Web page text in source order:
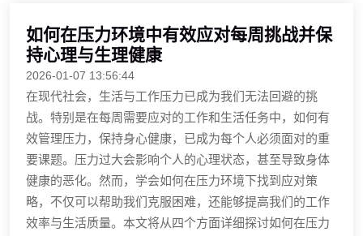
如何在压力环境中有效应对每周挑战并保
持心理与生理健康
2026-01-07 13:56:44
在现代社会，生活与工作压力已成为我们无法回避的挑
战。特别是在每周需要应对的工作和生活任务中，如何有
效管理压力，保持身心健康，已成为每个人必须面对的重
要课题。压力过大会影响个人的心理状态，甚至导致身体
健康的恶化。然而，学会如何在压力环境下找到应对策
略，不仅可以帮助我们克服困难，还能够提高我们的工作
效率与生活质量。本文将从四个方面详细探讨如何在压力